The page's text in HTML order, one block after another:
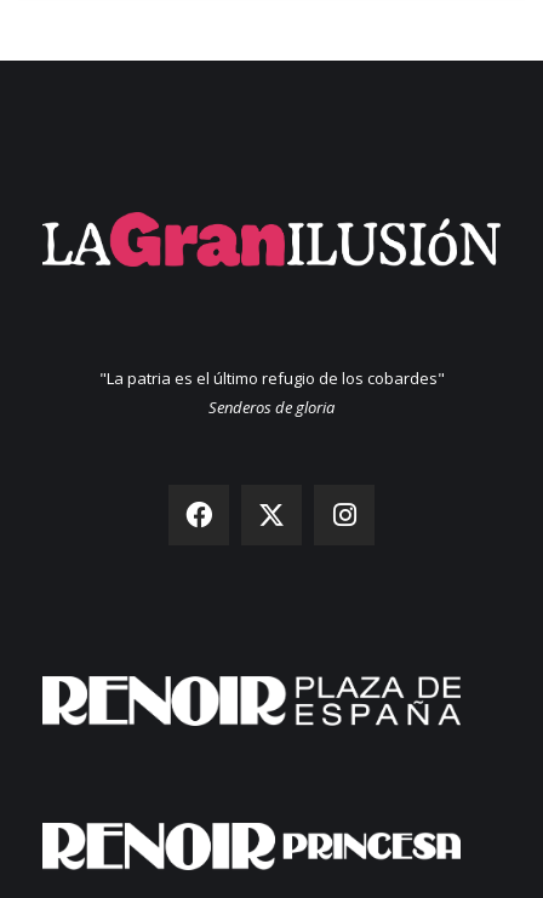
"La patria es el último refugio de los cobardes"
Senderos de gloria